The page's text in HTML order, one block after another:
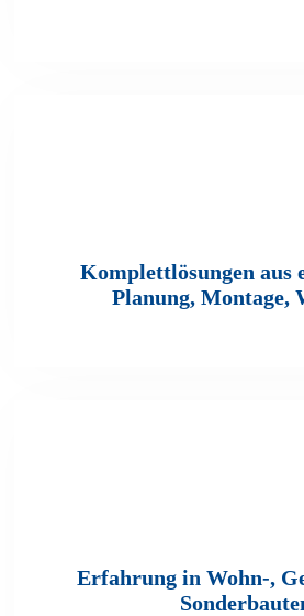
Komplettlösungen aus
Planung, Montage,
Erfahrung in Wohn-,